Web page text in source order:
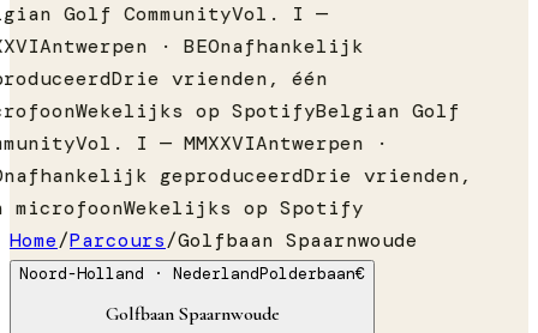
Golf CommunityVol. I —
Antwerpen · BEOnafhankelijk
Drie vrienden, één
Wekelijks op SpotifyBelgian Golf
Vol. I — MMXXVIAntwerpen ·
geproduceerdDrie vrienden,
microfoonWekelijks op Spotify
Home/Parcours/Golfbaan Spaarnwoude
Noord-Holland · NederlandPolderbaan€
Golfbaan Spaarnwoude